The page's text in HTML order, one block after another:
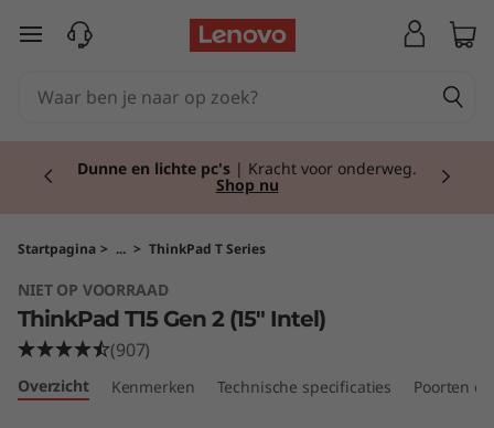
T
P
a
d
T
Ga naar de hoofdinhoud
Dunne en lichte pc's | Kracht voor onderweg.
Shop nu
Startpagina > ... > ThinkPad T Series
NIET OP VOORRAAD
ThinkPad T15 Gen 2 (15" Intel)
(907)
Overzicht Kenmerken Technische specificaties Poorten